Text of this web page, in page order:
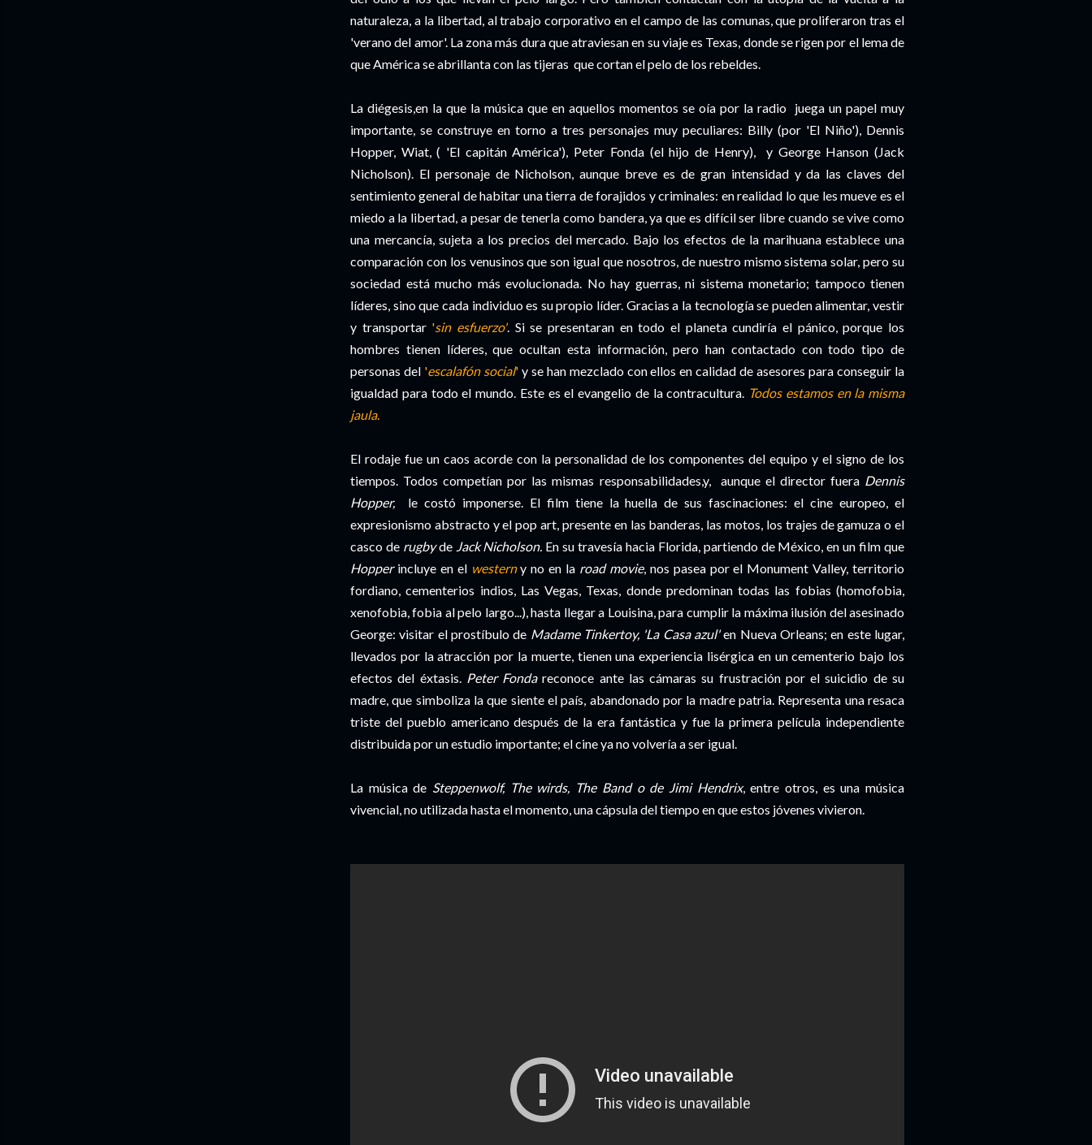
naturaleza, a la libertad, al trabajo corporativo en el campo de las comunas, queproliferaron tras el
'verano del amor'. La zona más dura que atraviesan en su viaje es Texas, donde se rigen por el lema de
queAméricase abrillanta con las tijeras que cortan el pelo de los rebeldes.
La diégesis,en la que la música que en aquellos momentos se oía por la radio juega un papel muy
importante, se construye en torno a tres personajes muy peculiares: Billy (por 'El Niño'), Dennis
Hopper, Wiat, ( 'El capitán América'), Peter Fonda (el hijo de Henry), y George Hanson (Jack
Nicholson). El personaje de Nicholson, aunque breve es de gran intensidad y da las claves del
sentimiento general de habitar una tierra de forajidos y criminales: en realidad lo que les mueve es el
miedo a la libertad, a pesar de tenerla como bandera, ya que es difícil ser libre cuando se vive como
una mercancía, sujeta a los precios del mercado. Bajo los efectos de la marihuanaestablece una
comparación con los venusinos que son igual que nosotros, de nuestro mismo sistema solar, pero su
sociedad está mucho más evolucionada. No hay guerras, ni sistema monetario; tampoco tienen
líderes, sino que cada individuo es su propio líder. Gracias a la tecnología se pueden alimentar, vestir
y transportar 'sin esfuerzo'. Si se presentaran en todo el planeta cundiría el pánico, porque los
hombres tienen líderes, que ocultan esta información, pero han contactado con todo tipo de
personas del 'escalafón social'y se han mezclado con ellos en calidad de asesores para conseguir la
igualdad para todo el mundo. Este es el evangelio de lacontracultura. Todos estamos en la misma
jaula.
El rodajefue un caos acorde con la personalidadde los componentes del equipo y el signo de los
tiempos. Todos competían por las mismas responsabilidades,y, aunque el director fuera Dennis
Hopper, le costóimponerse. El filmtiene la huella de susfascinaciones: el cine europeo, el
expresionismo abstracto y elpop art, presente en las banderas, las motos, los trajes de gamuza o el
casco de rugby de Jack Nicholson. En su travesía hacia Florida, partiendo de México, en unfilm que
Hopper incluye en el western y no en la road movie, nos pasea por el Monument Valley, territorio
fordiano, cementerios indios, Las Vegas, Texas, donde predominan todas las fobias (homofobia,
xenofobia, fobia al pelo largo...), hasta llegar a Louisina, para cumplir la máxima ilusión del asesinado
George: visitar el prostíbulo de Madame Tinkertoy, 'La Casa azul'en NuevaOrleans; en este lugar,
llevados por la atracción por la muerte, tienen una experiencia lisérgica en un cementerio bajo los
efectos del éxtasis. PeterFondareconoce ante las cámaras su frustración por el suicidio de su
madre, que simboliza la que siente el país, abandonado por la madre patria. Representa una resaca
triste del pueblo americano después de la era fantástica y fue la primera película independiente
distribuida por un estudio importante; el cine ya no volvería a ser igual.
La música de Steppenwolf, The wirds, The Bando de Jimi Hendrix, entre otros, es una música
vivencial, no utilizada hasta el momento, unacápsuladel tiempo en que estos jóvenes vivieron.